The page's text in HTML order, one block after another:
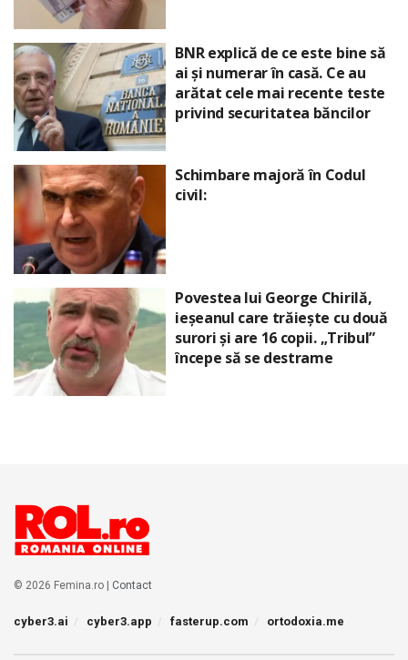
BNR explică de ce este bine să
ai și numerar în casă. Ce au
arătat cele mai recente teste
privind securitatea băncilor
Schimbare majoră în Codul
civil:
Povestea lui George Chirilă,
ieșeanul care trăiește cu două
surori și are 16 copii. „Tribul”
începe să se destrame
© 2026 Femina.ro | Contact
cyber3.ai cyber3.app fasterup.com ortodoxia.me